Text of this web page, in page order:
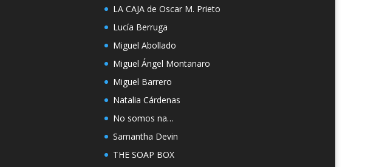
LA CAJA de Oscar M. Prieto
Lucía Berruga
Miguel Abollado
Miguel Ángel Montanaro
Miguel Barrero
Natalia Cárdenas
No somos na…
Samantha Devin
THE SOAP BOX